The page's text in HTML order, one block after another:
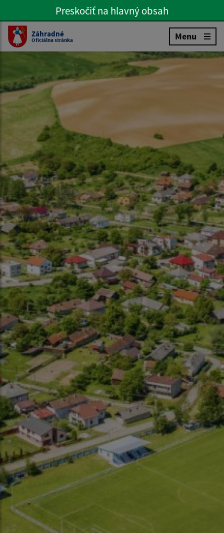
Preskočiť na hlavné menu
Preskočiť na hlavný obsah
Slovenčina
Záhradné
Oficiálna stránka Menu